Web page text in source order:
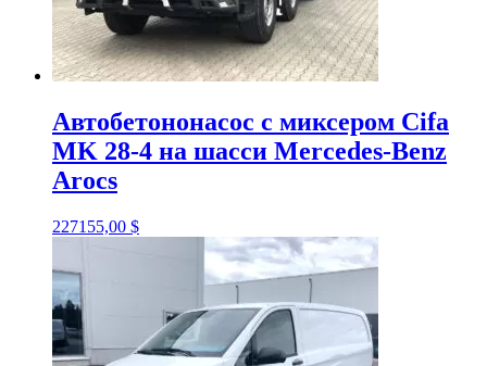
Автобетононасос с миксером Cifa
MK 28-4 на шасси Mercedes-Benz
Arocs
227155,00 $